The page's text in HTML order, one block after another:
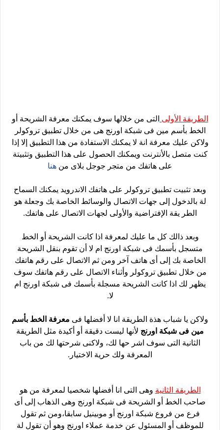
الطريقة الأولى التى من خلالها سوف يمكنك معرفة الشريحة أو
الخط بأسم مين فى شبكة اورنج هى من خلال تطبيق تروكولر
ولاكن عليك معرفة انة لا يمكنك الاستفادة من هذا التطبيق إلا إذا
كنت متصل بالأنترنت ويمكنك الحصول على هذا التطبيق وتثبيتة
على هاتفك من متجر جوجل بلاى من هنا
وبعد تثبيت تطبيق تروكولر على هاتفك الاندرويد يمكنك السماح
لة بالدخول إلى جهات الاتصال والوسائط الخاصة بك وجعلة هو
الطر يقة الإفتراضية والأولى لجهات الاتصال على هاتفك.
وبعد ذالك كل ما عليك لمعرفة اذا كانت الشريحة أو الخط
متسجل بأسمك فى شبكة اورنج ام لا أن تقوم بنقل الشريحة
الخاصة بك إلى أى هاتف آخر ومن ثم الاتصال على رقم هاتفك
من خلال تطبيق تروكولر وأثناء الاتصال على رقم هاتفك سوف
يظهر لك اذا كانت الشريحة مسجلة بأسمك فى شبكة اورنج ام
لا.
ولاكن يا شباب هذة الطريقة انا لا أفضلها فى معرفة الخط بأسم
مين فى شبكة اورنج لأنها ليست دقيقة أو أكيدة مثل الطريقة
الثانية التى سوف اشر حها لك، ولاكنى شرحتها لك من باب
المعرفة ولك حرية الاختيار.
الطريقة الثانية وهى التى انا أفضلها شخصيا لمعرفة من هو
صاحب الخط أو الشريحة فى شبكة اورنج وهى الذهاب إلى أى
فرع من فروع شبكة اورنج أو موبينيل سابقا،ومن ثم تقول
للموظف أو المسئول عن خدمة عملاء اورنج وهو أن تقول لة